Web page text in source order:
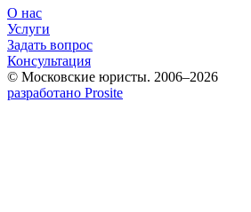
О нас
Услуги
Задать вопрос
Консультация
© Московские юристы. 2006–2026
разработано Prosite